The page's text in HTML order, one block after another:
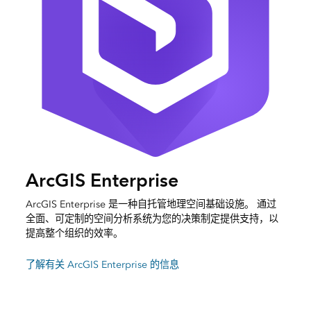
ArcGIS Enterprise
ArcGIS Enterprise 是一种自托管地理空间基础设施。 通过
全面、可定制的空间分析系统为您的决策制定提供支持，以
提高整个组织的效率。
了解有关 ArcGIS Enterprise 的信息